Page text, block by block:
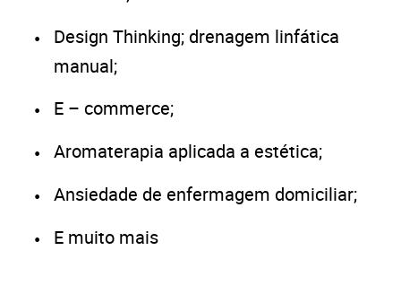
Design Thinking; drenagem linfática
manual;
E – commerce;
Aromaterapia aplicada a estética;
Ansiedade de enfermagem domiciliar;
E muito mais